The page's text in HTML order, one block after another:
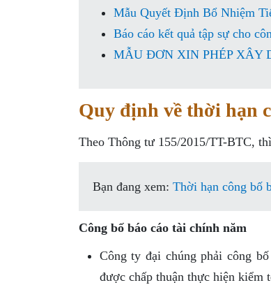
Mẫu Quyết Định Bổ Nhiệm
Báo cáo kết quả tập sự cho
MẪU ĐƠN XIN PHÉP XÂY
Quy định về thời hạn
Theo Thông tư 155/2015/TT-BTC,
Bạn đang xem: Thời hạn công bố
Công bố báo cáo tài chính năm
Công ty đại chúng phải công
được chấp thuận thực hiện kiểm